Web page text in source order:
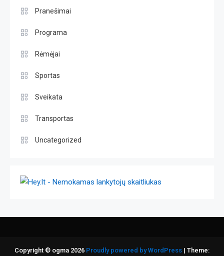
Pranešimai
Programa
Rėmėjai
Sportas
Sveikata
Transportas
Uncategorized
Copyright © ogma 2026 Proudly powered by WordPress | Theme: